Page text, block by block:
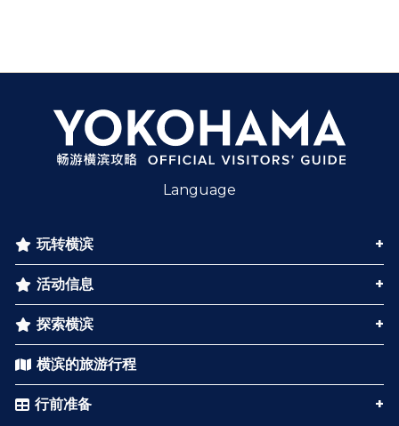
Language
玩转横滨
活动信息
探索横滨
横滨的旅游行程
行前准备